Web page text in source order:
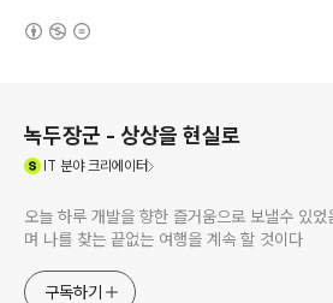
녹두장군 - 상상을 현실로
IT 분야 크리에이터
오늘 하루 개발을 향한 즐거움으로 보낼수 있었
며 나를 찾는 끝없는 여행을 계속 할 것이다
구독하기